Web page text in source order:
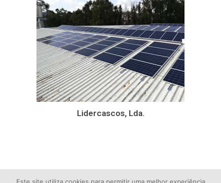
Lidercascos, Lda.